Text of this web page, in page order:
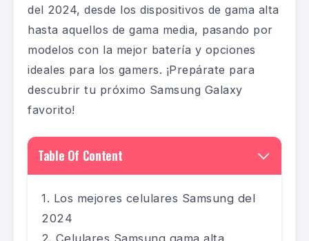
del 2024, desde los dispositivos de gama alta
hasta aquellos de gama media, pasando por
modelos con la mejor batería y opciones
ideales para los gamers. ¡Prepárate para
descubrir tu próximo Samsung Galaxy
favorito!
Table Of Content
Los mejores celulares Samsung del
2024
Celulares Samsung gama alta